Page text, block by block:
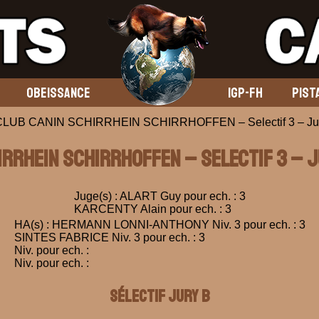
OBEISSANCE IGP-FH
CANIN SCHIRRHEIN SCHIRRHOFFEN – Selectif 3 –
SCHIRRHOFFEN – Selectif 3
Juge(s) : ALART Guy pour ech. : 3
KARCENTY Alain pour ech. : 3
HA(s) : HERMANN LONNI-ANTHONY Niv. 3 pour ech. : 3
SINTES FABRICE Niv. 3 pour ech. : 3
Niv. pour ech. :
Niv. pour ech. :
Sélectif Jury B